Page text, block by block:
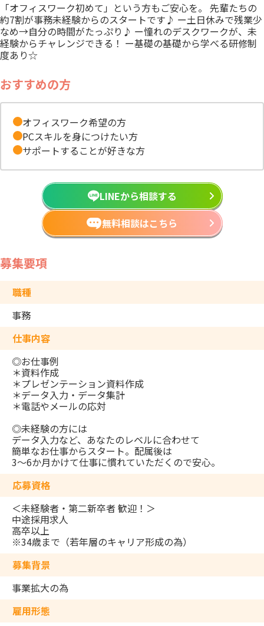
「オフィスワーク初めて」という方もご安心を。 先輩たちの
約7割が事務未経験からのスタートです♪ ー土日休みで残業少
なめ→自分の時間がたっぷり♪ ー憧れのデスクワークが、未
経験からチャレンジできる！ ー基礎の基礎から学べる研修制
度あり☆
おすすめの方
オフィスワーク希望の方
PCスキルを身につけたい方
サポートすることが好きな方
LINEから相談する
無料相談はこちら
募集要項
職種
事務
仕事内容
◎お仕事例
＊資料作成
＊プレゼンテーション資料作成
＊データ入力・データ集計
＊電話やメールの応対
◎未経験の方には
データ入力など、あなたのレベルに合わせて
簡単なお仕事からスタート。配属後は
3～6か月かけて仕事に慣れていただくので安心。
応募資格
＜未経験者・第⼆新卒者 歓迎！＞
中途採用求人
高卒以上
※34歳まで（若年層のキャリア形成の為）
募集背景
事業拡大の為
雇用形態